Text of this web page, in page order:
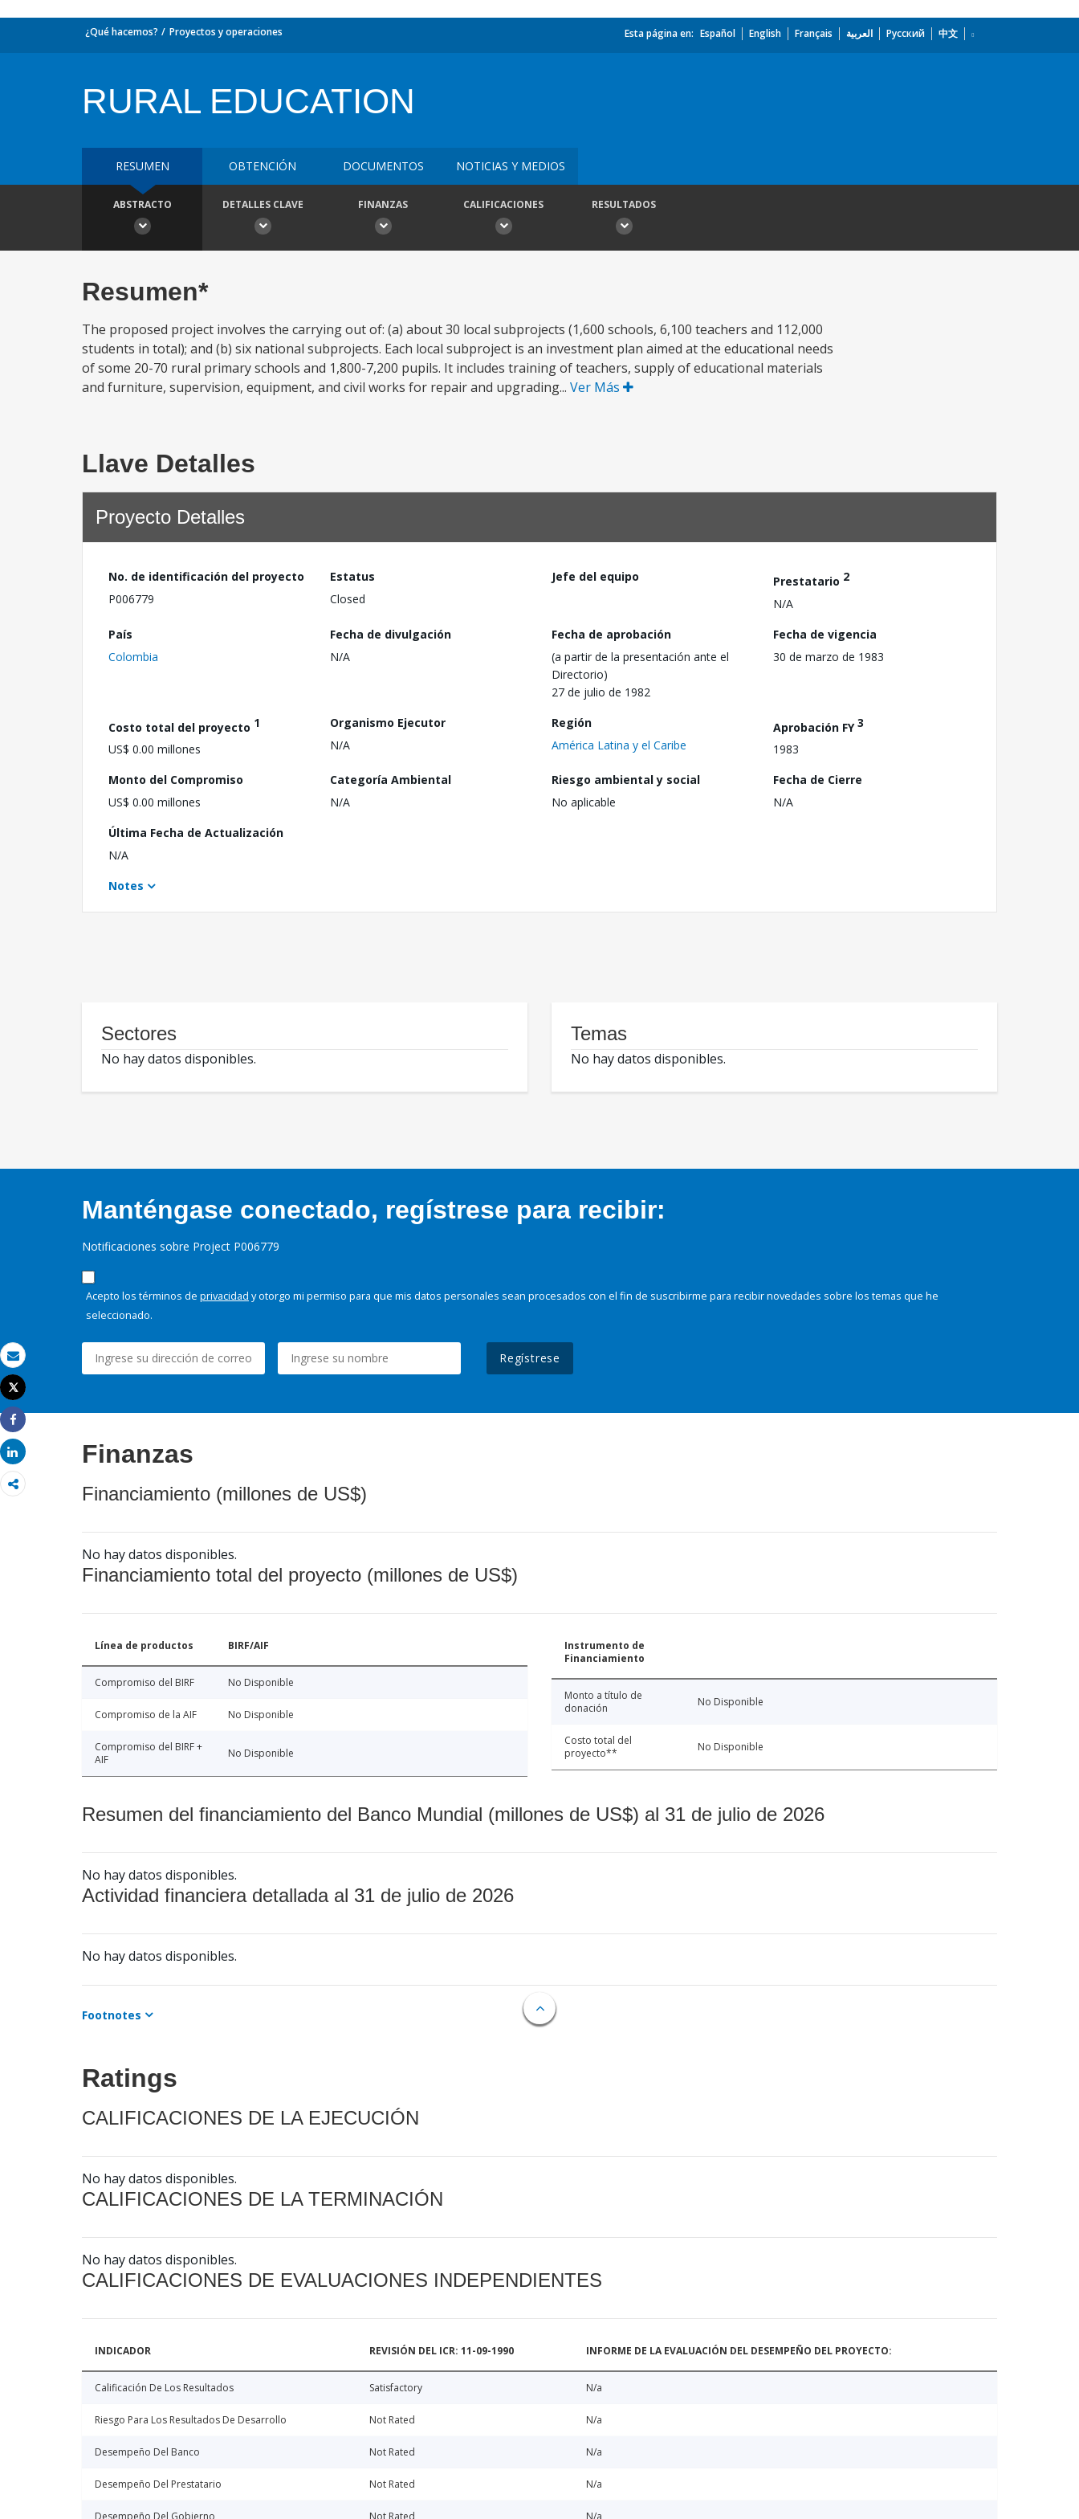
Correo electrónico
Imprimir
Tweet
Share
Share
¿Qué hacemos? Proyectos y operaciones Esta página en: Español English Français العربية Русский 中文
RURAL EDUCATION
RESUMEN OBTENCIÓN DOCUMENTOS NOTICIAS Y MEDIOS
ABSTRACTO DETALLES CLAVE FINANZAS CALIFICACIONES RESULTADOS
Resumen*
The proposed project involves the carrying out of: (a) about 30 local subprojects (1,600 schools, 6,100 teachers and 112,000
students in total); and (b) six national subprojects. Each local subproject is an investment plan aimed at the educational needs
of some 20-70 rural primary schools and 1,800-7,200 pupils. It includes training of teachers, supply of educational materials
and furniture, supervision, equipment, and civil works for repair and upgrading... Ver Más
Llave Detalles
Proyecto Detalles
No. de identificación del proyecto
P006779
Estatus
Closed
Jefe del equipo Prestatario 2
N/A
País
Colombia
Fecha de divulgación
N/A
Fecha de aprobación
(a partir de la presentación ante el
Directorio)
27 de julio de 1982
Fecha de vigencia
30 de marzo de 1983
Costo total del proyecto 1
US$ 0.00 millones
Organismo Ejecutor
N/A
Región
América Latina y el Caribe
Aprobación FY3
1983
Monto del Compromiso
US$ 0.00 millones
Categoría Ambiental
N/A
Riesgo ambiental y social
No aplicable
Fecha de Cierre
N/A
Última Fecha de Actualización
N/A
Notes
Sectores
No hay datos disponibles.
Temas
No hay datos disponibles.
Manténgase conectado, regístrese para recibir:
Notificaciones sobre Project P006779
Acepto los términos de privacidad y otorgo mi permiso para que mis datos personales sean procesados con el fin de suscribirme para recibir novedades sobre los temas que he
seleccionado.
Regístrese
Finanzas
Financiamiento (millones de US$)
No hay datos disponibles.
Financiamiento total del proyecto (millones de US$)
Línea de productos BIRF/AIF
Compromiso del BIRF No Disponible
Compromiso de la AIF No Disponible
Compromiso del BIRF +
AIF
No Disponible
Instrumento de
Financiamiento
Monto a título de
donación
No Disponible
Costo total del
proyecto**
No Disponible
Resumen del financiamiento del Banco Mundial (millones de US$) al 31 de julio de 2026
No hay datos disponibles.
Actividad financiera detallada al 31 de julio de 2026
No hay datos disponibles.
Footnotes
Ratings
CALIFICACIONES DE LA EJECUCIÓN
No hay datos disponibles.
CALIFICACIONES DE LA TERMINACIÓN
No hay datos disponibles.
CALIFICACIONES DE EVALUACIONES INDEPENDIENTES
INDICADOR REVISIÓN DEL ICR: 11-09-1990 INFORME DE LA EVALUACIÓN DEL DESEMPEÑO DEL PROYECTO:
Calificación De Los Resultados Satisfactory N/a
Riesgo Para Los Resultados De Desarrollo Not Rated N/a
Desempeño Del Banco Not Rated N/a
Desempeño Del Prestatario Not Rated N/a